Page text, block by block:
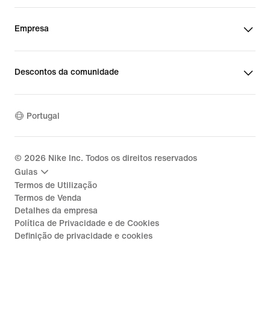
Empresa
Descontos da comunidade
Portugal
© 2026 Nike Inc. Todos os direitos reservados
Guias
Termos de Utilização
Termos de Venda
Detalhes da empresa
Política de Privacidade e de Cookies
Definição de privacidade e cookies